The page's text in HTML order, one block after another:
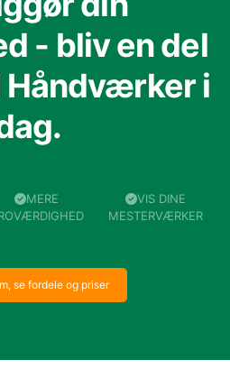
- bliv en del
Håndværker i
MERE
VIS DINE
MESTERVÆRKER
se fordele og priser